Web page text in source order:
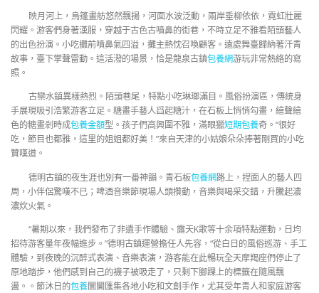
映月河上，烏篷畫舫悠然飄揚，河面水波泛動，兩岸垂柳依依，霓虹壯麗
閃耀。游客們身著漢服，穿越于古色古噴鼻的街巷，不時立足不雅看陌頭藝人
的出色扮演。小吃攤前噴鼻氣四溢，攤主熱忱召喚顧客。遠處舞臺歸納著汗青
故事，臺下掌聲雷動。這活潑的場景，恰是龍泉古鎮包養網游玩非常熱絡的寫
照。
古欒水鎮異樣熱烈。陌頭巷尾，特點小吃琳瑯滿目。風俗扮演區，傳統身
手展現吸引浩繁游客立足。糖畫手藝人舀起糖汁，在石板上悄悄勾畫，繪聲繪
色的糖畫剎時成包養金額型。孩子們高興圍不雅，滿眼獵短期包養奇。“很好
吃，節目也都雅，這里的姐姐都好美！”來自天津的小姑娘朵朵捧著剛買的小吃
贊嘆道。
德明古鎮的夜生涯也別有一番神韻。青石板包養網路上，捏面人的藝人四
周，小伴侶驚嘆不已；啤酒音樂節現場人頭攢動，音樂與喝采交錯，升騰起濃
濃炊火氣。
“暑期以來，我們發布了非遺手作體驗、露天K歌等十余項特點運動，日均
招待游客量年夜幅進步。”德明古鎮運營擔任人先容，“從白日的風俗巡游、手工
體驗，到夜晚的沉醉式表演、音樂表演，游客能在此暢玩全天摩羯座們停止了
原地踏步，他們感到自己的襪子被吸走了，只剩下腳踝上的標籤在隨風飄
盪。。節沐日的包養闤闠匯集各地小吃和文創手作，尤其受年青人和家庭游客